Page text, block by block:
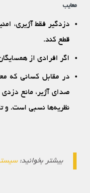
معایب
دزدگیر فقط آژیری،
قطع کند.
اگر افرادی از
در مقابل کسانی که
صدای آژیر، مانع
نظریه‌ها نسبی است. و
بیشتر بخوانید: